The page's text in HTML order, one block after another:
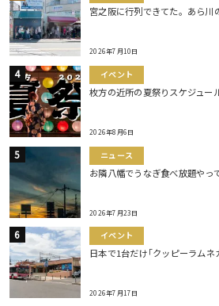
宮之阪に行列できてた。あら川
2026年7月10日
イベント
枚方の近所の夏祭りスケジュー
2026年8月6日
ニュース
お隣八幡でうなぎ食べ放題やっ
2026年7月23日
イベント
日本で1台だけ｢クッピーラム
2026年7月17日